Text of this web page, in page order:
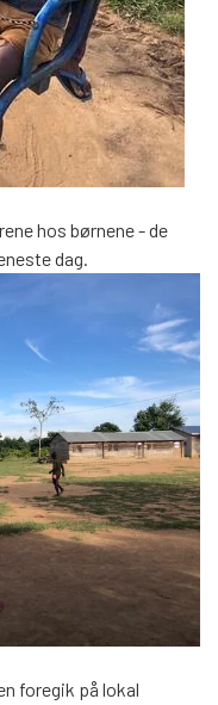
hos børnene - de
dag.
foregik på lokal